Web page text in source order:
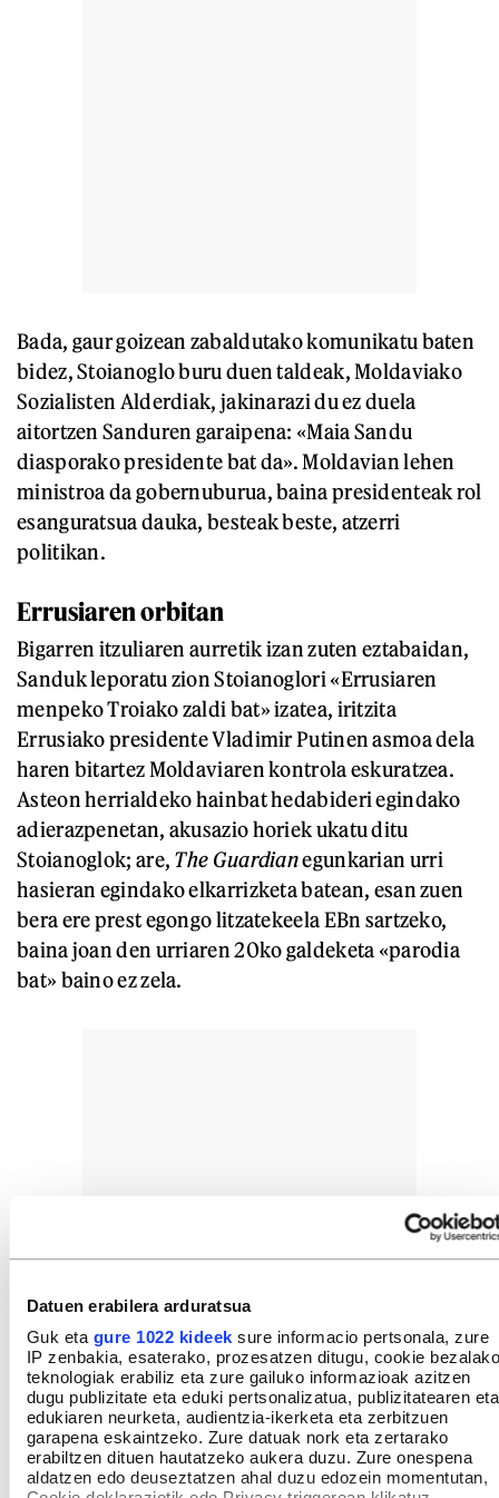
Datuen erabilera arduratsua
Guk eta gure 1022 kideek sure informacio pertsonala, zure
IP zenbakia, esaterako, prozesatzen ditugu, cookie bezalako
teknologiak erabiliz eta zure gailuko informazioak azitzen
dugu publizitate eta eduki pertsonalizatua, publizitatearen eta
edukiaren neurketa, audientzia-ikerketa eta zerbitzuen
garapena eskaintzeko. Zure datuak nork eta zertarako
erabiltzen dituen hautatzeko aukera duzu. Zure onespena
aldatzen edo deuseztatzen ahal duzu edozein momentutan,
Bada, gaur goizean zabaldutako komunikatu baten
bidez, Stoianoglo buru duen taldeak, Moldaviako
Sozialisten Alderdiak, jakinarazi du ez duela
aitortzen Sanduren garaipena: «Maia Sandu
diasporako presidente bat da». Moldavian lehen
ministroa da gobernuburua, baina presidenteak rol
esanguratsua dauka, besteak beste, atzerri
politikan.
Errusiaren orbitan
Bigarren itzuliaren aurretik izan zuten eztabaidan,
Sanduk leporatu zion Stoianoglori «Errusiaren
menpeko Troiako zaldi bat» izatea, iritzita
Errusiako presidente Vladimir Putinen asmoa dela
haren bitartez Moldaviaren kontrola eskuratzea.
Asteon herrialdeko hainbat hedabideri egindako
adierazpenetan, akusazio horiek ukatu ditu
Stoianoglok; are, The Guardianegunkarian urri
hasieran egindako elkarrizketa batean, esan zuen
bera ere prest egongo litzatekeela EBn sartzeko,
baina joan den urriaren 20ko galdeketa «parodia
bat» baino ez zela.